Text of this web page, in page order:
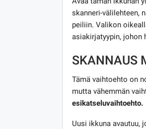
skanneri-välilehteen,
peiliin. Valikon
asiakirjatyypin, johon
SKANNAUS
Tämä vaihtoehto on
mutta vähemmän
esikatseluvaihtoehto.
Uusi ikkuna avautuu,